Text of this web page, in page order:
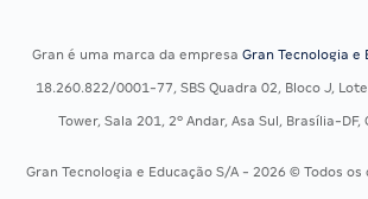
Residência Multiprofissional
Gran é uma marca da empresa Gran Tecnologia e
18.260.822/0001-77, SBS Quadra 02, Bloco J,
Tower, Sala 201, 2º Andar, Asa Sul, Brasília-DF,
Gran Tecnologia e Educação S/A - 2026 © Todos